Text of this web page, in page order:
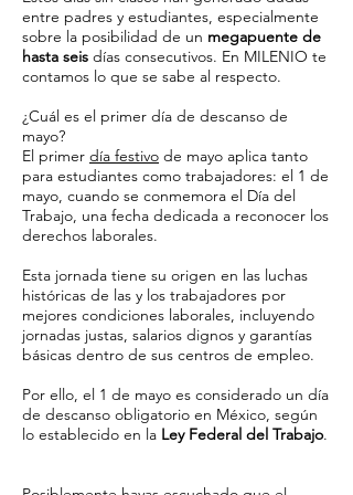
entre padres y estudiantes, especialmente
sobre la posibilidad de un megapuente de
hasta seis días consecutivos. En MILENIO te
contamos lo que se sabe al respecto.
¿Cuál es el primer día de descanso de
mayo?
El primer día festivo de mayo aplica tanto
para estudiantes como trabajadores: el 1 de
mayo, cuando se conmemora el Día del
Trabajo, una fecha dedicada a reconocer los
derechos laborales.
Esta jornada tiene su origen en las luchas
históricas de las y los trabajadores por
mejores condiciones laborales, incluyendo
jornadas justas, salarios dignos y garantías
básicas dentro de sus centros de empleo.
Por ello, el 1 de mayo es considerado un día
de descanso obligatorio en México, según
lo establecido en la Ley Federal del Trabajo.